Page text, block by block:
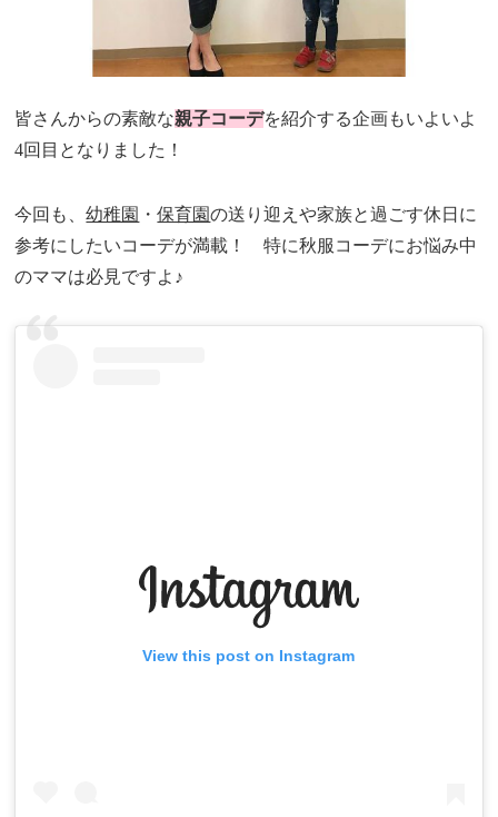
皆さんからの素敵な親子コーデを紹介する企画もいよいよ
4回目となりました！
今回も、幼稚園 ・保育園の送り迎えや家族と過ごす休日に
参考にしたいコーデが満載！ 特に秋服コーデにお悩み中
のママは必見ですよ♪
View this post on Instagram